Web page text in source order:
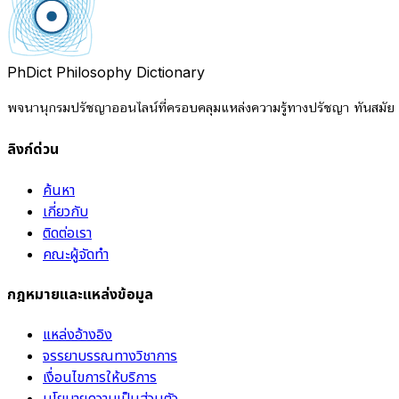
PhDict Philosophy Dictionary
พจนานุกรมปรัชญาออนไลน์ที่ครอบคลุมแหล่งความรู้ทางปรัชญา ทันสมัย
ลิงก์ด่วน
ค้นหา
เกี่ยวกับ
ติดต่อเรา
คณะผู้จัดทำ
กฎหมายและแหล่งข้อมูล
แหล่งอ้างอิง
จรรยาบรรณทางวิชาการ
เงื่อนไขการให้บริการ